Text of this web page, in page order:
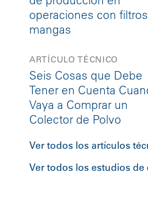
operaciones con
mangas
ARTÍCULO TÉCNICO
Seis Cosas que Debe
Tener en Cuenta
Vaya a Comprar un
Colector de Polvo
Ver todos los artículos
Ver todos los estudios de